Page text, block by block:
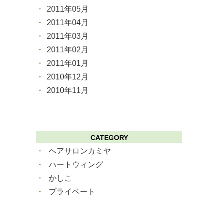
2011年05月
2011年04月
2011年03月
2011年02月
2011年01月
2010年12月
2010年11月
CATEGORY
ヘアサロンカミヤ
ハートウィング
かしこ
プライベート